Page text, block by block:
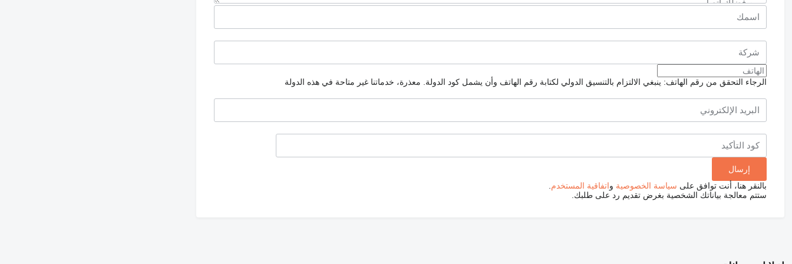
الرجاء التحقق من رقم الهاتف: ينبغي الالتزام بالتنسيق الدولي لكتابة رقم الهاتف وأن يشمل كود الدولة. معذرة، خدماتنا غير متاحة في هذه الدولة
بالنقر هنا، أنت توافق على سياسة الخصوصية واتفاقية المستخدم
ستتم معالجة بياناتك الشخصية بغرض تقديم رد على طلبك.